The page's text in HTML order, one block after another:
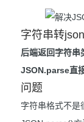
字符串转
后端返回字符串
JSON.parse直
问题
字符串格式不是